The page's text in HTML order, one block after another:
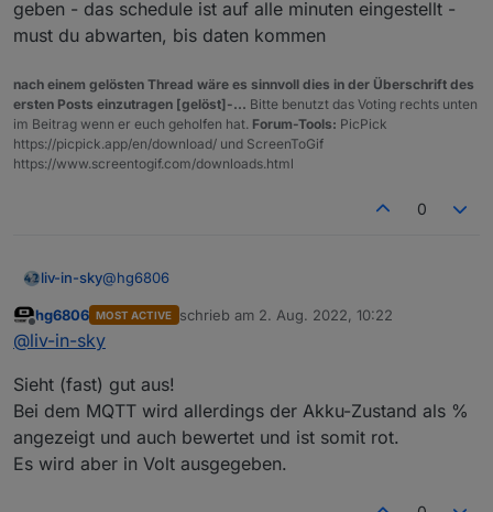
geben - das schedule ist auf alle minuten eingestellt -
must du abwarten, bis daten kommen
nach einem gelösten Thread wäre es sinnvoll dies in der Überschrift des
ersten Posts einzutragen [gelöst]-... Bitte benutzt das Voting rechts unten
im Beitrag wenn er euch geholfen hat. Forum-Tools: PicPick
https://picpick.app/en/download/ und ScreenToGif
https://www.screentogif.com/downloads.html
0
liv-in-sky@hg6806
rssi kann nicht von mir integriert werden - das sollte
der erwähnte adapter machen können
sky/battery-iobroker-vis-table
von der git seite mit chrome und paste es auch mit
chrome in den js-editor - nicht firefox nutzen !!!
nimm das script mit ble und mqtt im namen
du musst natürlich die settings (dp) wieder
angleichen - stoppe dein momentanes script und
Offline
hg6806 MOST ACTIVE schrieb am 2. Aug. 2022, 10:22
zuletzt editiert von
@liv-in-sky
Sieht (fast) gut aus!
Bei dem MQTT wird allerdings der Akku-Zustand als %
angezeigt und auch bewertet und ist somit rot.
Es wird aber in Volt ausgegeben.